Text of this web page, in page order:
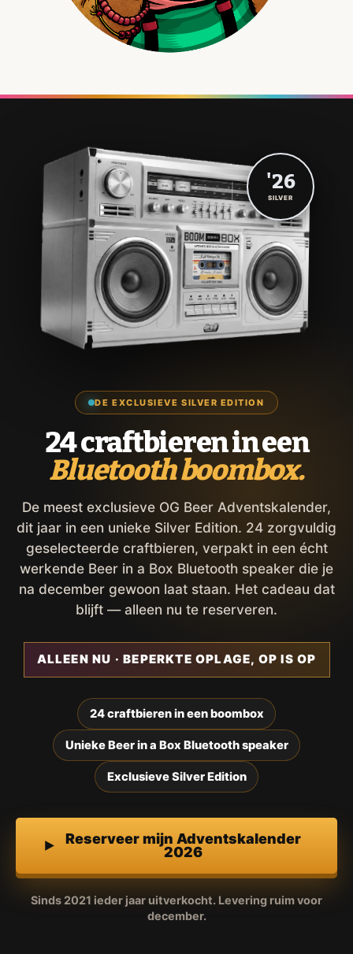
DE EXCLUSIEVE SILVER EDITION
24 craftbieren in een
Bluetooth boombox.
De meest exclusieve OG Beer Adventskalender,
dit jaar in een unieke Silver Edition. 24 zorgvuldig
geselecteerde craftbieren, verpakt in een écht
werkende Beer in a Box Bluetooth speaker die je
na december gewoon laat staan. Het cadeau dat
blijft — alleen nu te reserveren.
ALLEEN NU · BEPERKTE OPLAGE, OP IS OP
24 craftbieren in een boombox
Unieke Beer in a Box Bluetooth speaker
Exclusieve Silver Edition
Reserveer mijn Adventskalender
2026
Sinds 2021 ieder jaar uitverkocht. Levering ruim voor
december.
'26
SILVER